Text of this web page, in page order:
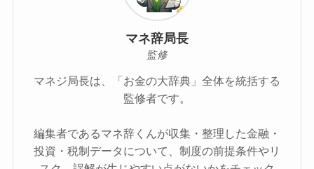
マネ辞局長
監修
マネジ局長は、「お金の大辞典」全体を統括する
監修者です。
編集者であるマネ辞くんが収集・整理した金融・
投資・税制データについて、制度の前提条件やリ